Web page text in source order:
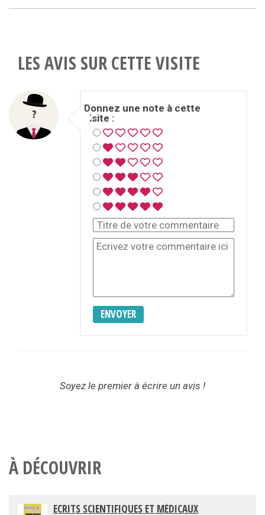
LES AVIS SUR CETTE VISITE
Donnez une note à cette
visite :
ENVOYER
Soyez le premier à écrire un avis !
À DÉCOUVRIR
ECRITS SCIENTIFIQUES ET MÉDICAUX